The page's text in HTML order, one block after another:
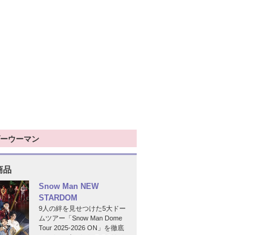
ウーマン
品
Snow Man NEW
STARDOM
9人の絆を見せつけた5大ドー
ムツアー「Snow Man Dome
Tour 2025-2026 ON」を徹底